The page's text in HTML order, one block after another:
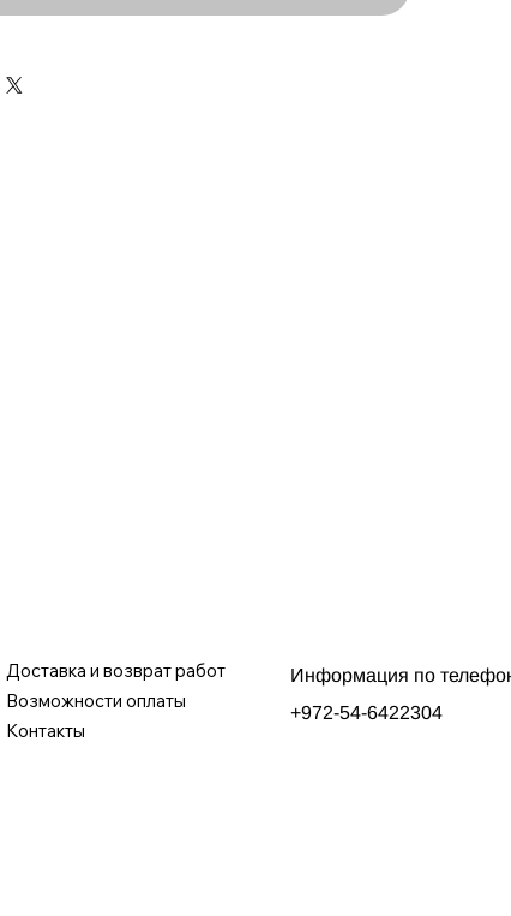
Доставка и возврат работ
Возможности оплаты
Контакты
Информация по
+972-54-6422304